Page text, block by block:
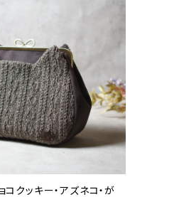
コクッキー・アズネコ・が